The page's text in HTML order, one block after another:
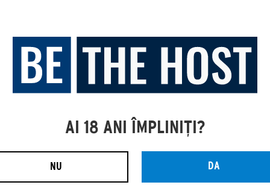
AI 18 ANI ÎMPLINIȚI?
NU DA